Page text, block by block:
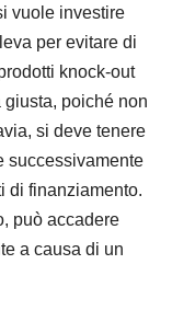
vuole investire
per evitare di
knock-out
poiché non
si deve tenere
successivamente
di finanziamento.
può accadere
a causa di un